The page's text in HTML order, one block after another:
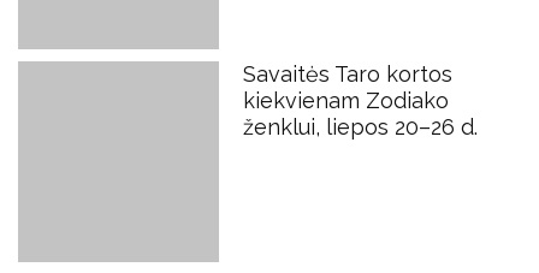
Savaitės Taro kortos
kiekvienam Zodiako
ženklui, liepos 20–26 d.